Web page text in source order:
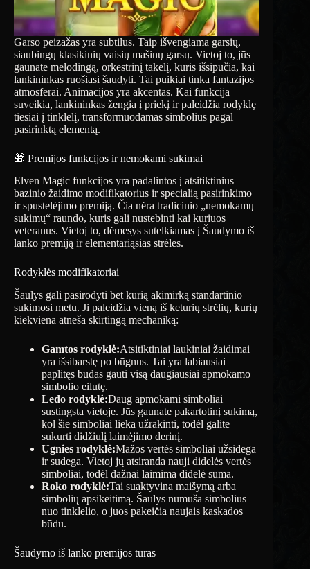
Garso peizažas yra subtilus. Taip išvengiama garsių,
siaubingų klasikinių vaisių mašinų garsų. Vietoj to, jūs
gaunate melodingą, orkestrinį takelį, kuris išsipučia, kai
lankininkas ruošiasi šaudyti. Tai puikiai tinka fantazijos
atmosferai. Animacijos yra akcentas. Kai funkcija
suveikia, lankininkas žengia į priekį ir paleidžia rodyklę
tiesiai į tinklelį, transformuodamas simbolius pagal
pasirinktą elementą.
🎁 Premijos funkcijos ir nemokami sukimai
Elven Magic funkcijos yra padalintos į atsitiktinius
bazinio žaidimo modifikatorius ir specialią pasirinkimo
ir spustelėjimo premiją. Čia nėra tradicinio „nemokamų
sukimų“ raundo, kuris gali nustebinti kai kuriuos
veteranus. Vietoj to, dėmesys sutelkiamas į Šaudymo iš
lanko premiją ir elementariąsias strėles.
Rodyklės modifikatoriai
Šaulys gali pasirodyti bet kurią akimirką standartinio
sukimosi metu. Ji paleidžia vieną iš keturių strėlių, kurių
kiekviena atneša skirtingą mechaniką:
Gamtos rodyklė:Atsitiktiniai laukiniai žaidimai
yra išsibarstę po būgnus. Tai yra labiausiai
paplitęs būdas gauti visą daugiausiai apmokamo
simbolio eilutę.
Ledo rodyklė:Daug apmokami simboliai
sustingsta vietoje. Jūs gaunate pakartotinį sukimą,
kol šie simboliai lieka užrakinti, todėl galite
sukurti didžiulį laimėjimo derinį.
Ugnies rodyklė:Mažos vertės simboliai užsidega
ir sudega. Vietoj jų atsiranda nauji didelės vertės
simboliai, todėl dažnai laimima didelė suma.
Roko rodyklė:Tai suaktyvina maišymą arba
simbolių apsikeitimą. Šaulys numuša simbolius
nuo tinklelio, o juos pakeičia naujais kaskados
būdu.
Šaudymo iš lanko premijos turas